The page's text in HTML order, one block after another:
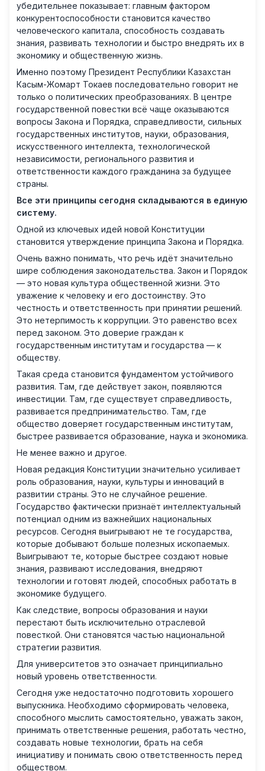
убедительнее показывает: главным фактором
конкурентоспособности становится качество
человеческого капитала, способность создавать
знания, развивать технологии и быстро внедрять их в
экономику и общественную жизнь.
Именно поэтому Президент Республики Казахстан
Касым-Жомарт Токаев последовательно говорит не
только о политических преобразованиях. В центре
государственной повестки всё чаще оказываются
вопросы Закона и Порядка, справедливости, сильных
государственных институтов, науки, образования,
искусственного интеллекта, технологической
независимости, регионального развития и
ответственности каждого гражданина за будущее
страны.
Все эти принципы сегодня складываются в единую
систему.
Одной из ключевых идей новой Конституции
становится утверждение принципа Закона и Порядка.
Очень важно понимать, что речь идёт значительно
шире соблюдения законодательства. Закон и Порядок
— это новая культура общественной жизни. Это
уважение к человеку и его достоинству. Это
честность и ответственность при принятии решений.
Это нетерпимость к коррупции. Это равенство всех
перед законом. Это доверие граждан к
государственным институтам и государства — к
обществу.
Такая среда становится фундаментом устойчивого
развития. Там, где действует закон, появляются
инвестиции. Там, где существует справедливость,
развивается предпринимательство. Там, где
общество доверяет государственным институтам,
быстрее развивается образование, наука и экономика.
Не менее важно и другое.
Новая редакция Конституции значительно усиливает
роль образования, науки, культуры и инноваций в
развитии страны. Это не случайное решение.
Государство фактически признаёт интеллектуальный
потенциал одним из важнейших национальных
ресурсов. Сегодня выигрывают не те государства,
которые добывают больше полезных ископаемых.
Выигрывают те, которые быстрее создают новые
знания, развивают исследования, внедряют
технологии и готовят людей, способных работать в
экономике будущего.
Как следствие, вопросы образования и науки
перестают быть исключительно отраслевой
повесткой. Они становятся частью национальной
стратегии развития.
Для университетов это означает принципиально
новый уровень ответственности.
Сегодня уже недостаточно подготовить хорошего
выпускника. Необходимо сформировать человека,
способного мыслить самостоятельно, уважать закон,
принимать ответственные решения, работать честно,
создавать новые технологии, брать на себя
инициативу и понимать свою ответственность перед
обществом.